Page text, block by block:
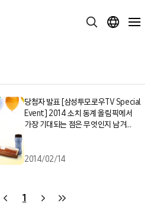
당첨자 발표 [삼성투모로우TV Special
Event] 2014 소치 동계 올림픽에서
가장 기대되는 점은 무엇인지 남겨
2014/02/14
1